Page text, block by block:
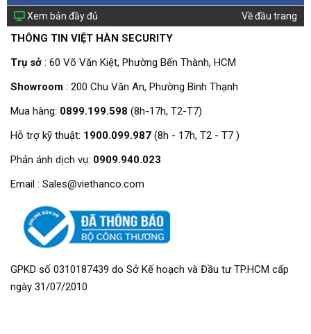
Xem bản đầy đủ Về đầu trang
THÔNG TIN VIỆT HÀN SECURITY
Trụ sở : 60 Võ Văn Kiệt, Phường Bến Thành, HCM
Showroom : 200 Chu Văn An, Phường Bình Thạnh
Mua hàng: 0899.199.598 (8h-17h, T2-T7)
Hỗ trợ kỹ thuật: 1900.099.987 (8h - 17h, T2 - T7 )
Phản ánh dịch vụ: 0909.940.023
Email : Sales@viethanco.com
GPKD số 0310187439 do Sở Kế hoạch và Đầu tư TP.HCM cấp
ngày 31/07/2010